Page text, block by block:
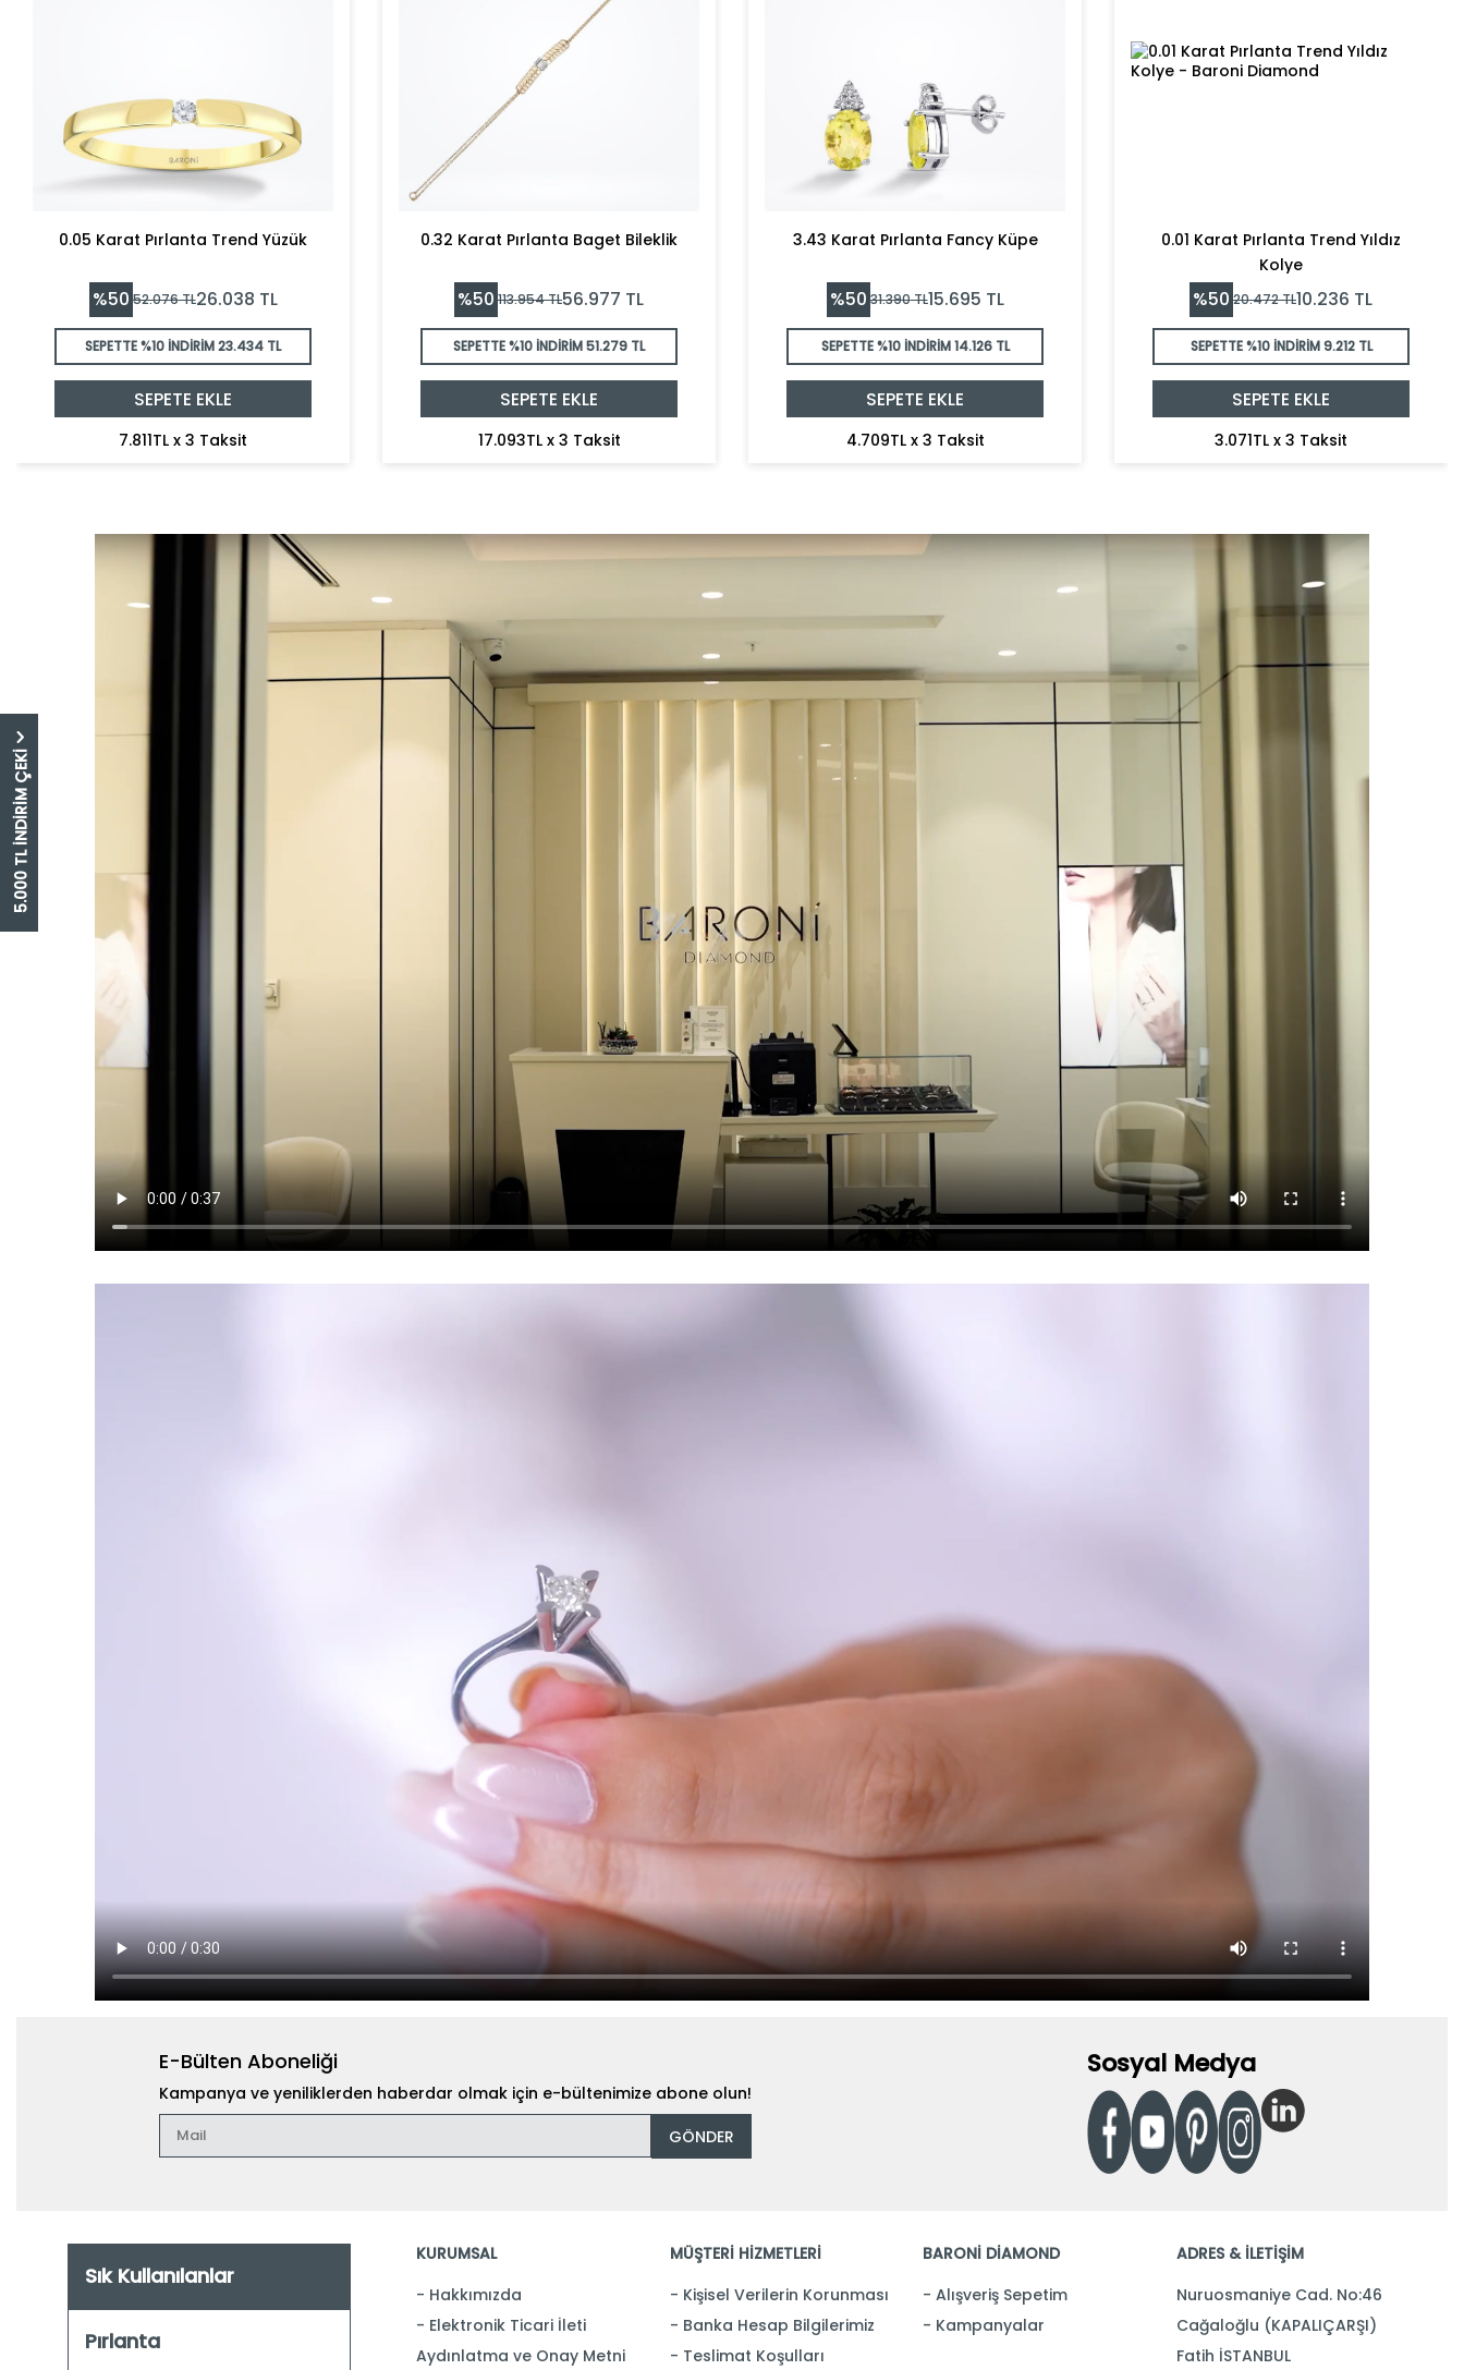
5.000 TL İNDİRİM ÇEKİ
0.05 Karat Pırlanta Trend Yüzük
%50 52.076TL26.038 TL
SEPETTE %10 İNDİRİM23.434 TL
SEPETE EKLE
7.811TL x 3 Taksit
0.32 Karat Pırlanta Baget Bileklik
%50 113.954TL56.977 TL
SEPETTE %10 İNDİRİM51.279 TL
SEPETE EKLE
17.093TL x 3 Taksit
3.43 Karat Pırlanta Fancy Küpe
%50 31.390TL15.695 TL
SEPETTE %10 İNDİRİM14.126 TL
SEPETE EKLE
4.709TL x 3 Taksit
0.01 Karat Pırlanta Trend Yıldız
Kolye
%50 20.472TL10.236 TL
SEPETTE %10 İNDİRİM9.212 TL
SEPETE EKLE
3.071TL x 3 Taksit
E-Bülten Aboneliği
Kampanya ve yeniliklerden haberdar olmak için e-bültenimize abone olun!
GÖNDER
Sosyal Medya
Sık Kullanılanlar
Pırlanta
KURUMSAL
Hakkımızda
Elektronik Ticari İleti
Aydınlatma ve Onay Metni
MÜŞTERİ HİZMETLERİ
Kişisel Verilerin Korunması
Banka Hesap Bilgilerimiz
Teslimat Koşulları
BARONİ DİAMOND
Alışveriş Sepetim
Kampanyalar
ADRES & İLETİŞİM
Nuruosmaniye Cad. No:46
Cağaloğlu (KAPALIÇARŞI)
Fatih İSTANBUL